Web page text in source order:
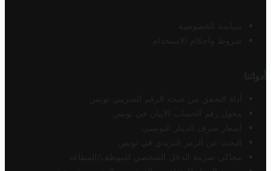
سياسة الخصوصية
شروط وأحكام الاستخدام
أدواتنا
أداة التحقق من صحة الرقم الضريبي تونس
محول رقم الحساب الآيبان في تونس
أسعار صرف الدينار التونسي
البحث عن الرمز البريدي في تونس
محاكي ضريبة الدخل الشخصي للموظف/المتقاعد